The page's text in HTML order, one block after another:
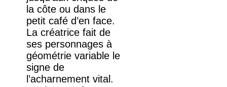
la côte ou dans le
petit café d’en face.
La créatrice fait de
ses personnages à
géométrie variable le
signe de
l’acharnement vital.